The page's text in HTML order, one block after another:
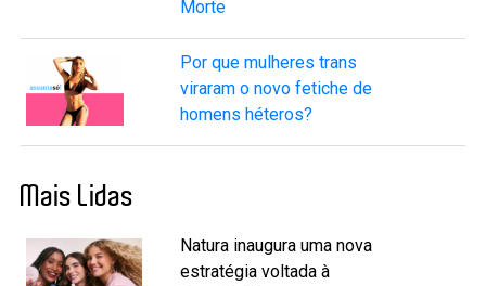
Morte
Por que mulheres trans
viraram o novo fetiche de
homens héteros?
Mais Lidas
Natura inaugura uma nova
estratégia voltada à